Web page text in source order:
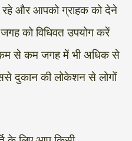
और आपको ग्राहक को देने
को विधिवत उपयोग करें
से कम जगह में भी अधिक से
दुकान की लोकेशन से लोगों